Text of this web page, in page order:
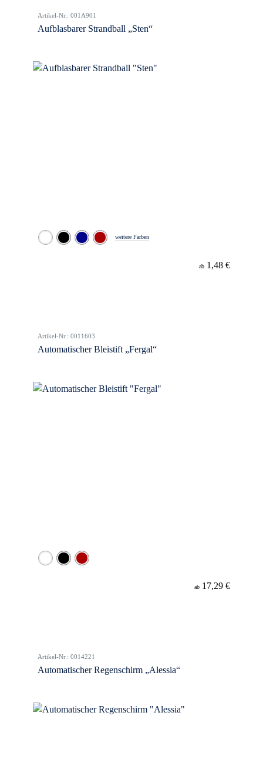
Artikel-Nr.: 001A901
Aufblasbarer Strandball „Sten“
weitere Farben
ab 1,48 €
Artikel-Nr.: 0011603
Automatischer Bleistift „Fergal“
ab 17,29 €
Artikel-Nr.: 0014221
Automatischer Regenschirm „Alessia“